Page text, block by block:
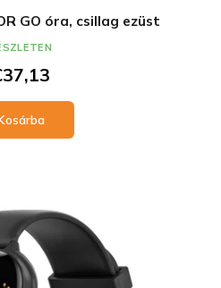
GO óra, csillag ezüst